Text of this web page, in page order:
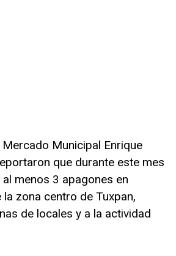
Municipal Enrique
que durante este mes
menos 3 apagones en
zona centro de Tuxpan,
de locales y a la actividad